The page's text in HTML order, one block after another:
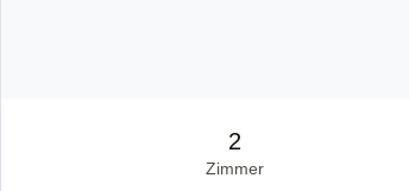
2
Zimmer